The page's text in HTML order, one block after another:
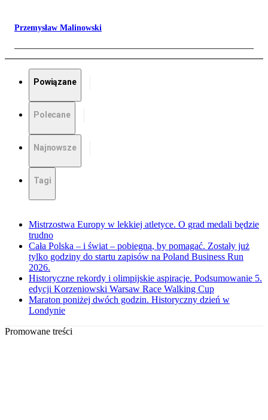
Przemysław Malinowski
Powiązane
Polecane
Najnowsze
Tagi
Mistrzostwa Europy w lekkiej atletyce. O grad medali będzie
trudno
Cała Polska – i świat – pobiegną, by pomagać. Zostały już
tylko godziny do startu zapisów na Poland Business Run
2026.
Historyczne rekordy i olimpijskie aspiracje. Podsumowanie 5.
edycji Korzeniowski Warsaw Race Walking Cup
Maraton poniżej dwóch godzin. Historyczny dzień w
Londynie
Promowane treści